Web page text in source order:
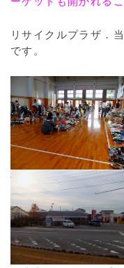
リサイクルプラザ．
です。